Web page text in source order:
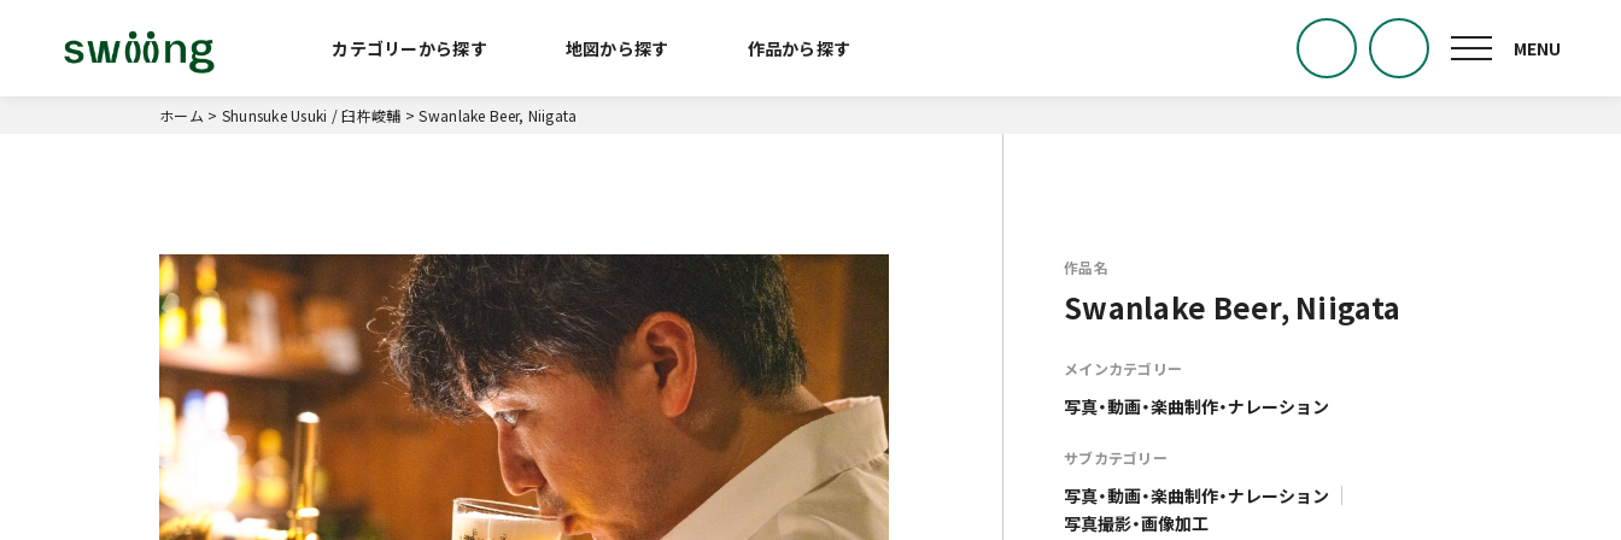
カテゴリーから探す 地図から探す 作品から探す
ホーム > Shunsuke Usuki / 臼杵峻輔 >Swanlake Beer, Niigata
作品名
Swanlake Beer, Niigata
メインカテゴリー
写真・動画・楽曲制作・ナレーション
サブカテゴリー
写真・動画・楽曲制作・ナレーション
写真撮影・画像加工